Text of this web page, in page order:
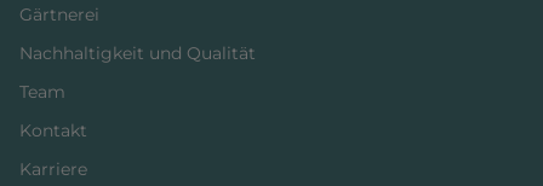
Gärtnerei
Nachhaltigkeit und Qualität
Team
Kontakt
Karriere